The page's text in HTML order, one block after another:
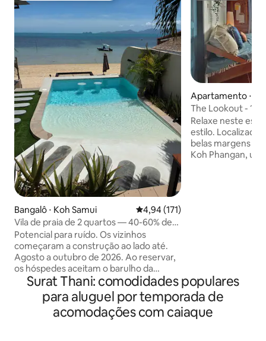
Bangalô ⋅ Koh Samui 4,94 de uma avaliação média de
4,94 (171)
Vila de praia de 2 quartos — 40-60% de
desconto enquanto a obra termina
Potencial para ruído. Os vizinhos
começaram a construção ao lado até.
Agosto a outubro de 2026. Ao reservar,
os hóspedes aceitam o barulho da
construção entre 8h e 18h diariamente.
O preço foi reduzido para refletir isso.
Uma oportunidade rara de alugar esta
vila de praia mensalmente,
Apartamento ⋅
The Lookout - 1
vista para o mar
Relaxe neste
estilo. Localizado
belas margens da
Koh Phangan,
o que você
Surat Thani: comodidades populares
para aluguel por temporada de
acomodações com caiaque